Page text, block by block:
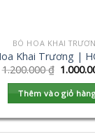
BÓ HOA KHAI
Khai Trương |
1.200.000₫
Thêm vào giỏ